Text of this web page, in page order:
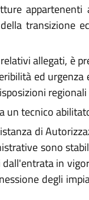
allegati, è
ed
tecnico
di
sono
in
degli